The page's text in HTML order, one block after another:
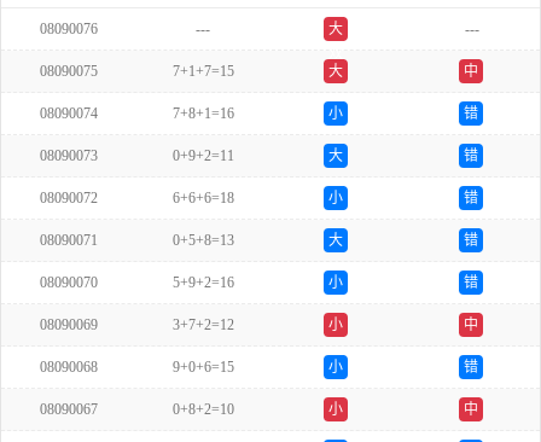
08090076 ---
大
---
08090075 7+1+7=15 大 中
08090074 7+8+1=16 小 错
08090073 0+9+2=11 大 错
08090072 6+6+6=18 小 错
08090071 0+5+8=13 大 错
08090070 5+9+2=16 小 错
08090069 3+7+2=12 小 中
08090068 9+0+6=15 小 错
08090067 0+8+2=10 小 中